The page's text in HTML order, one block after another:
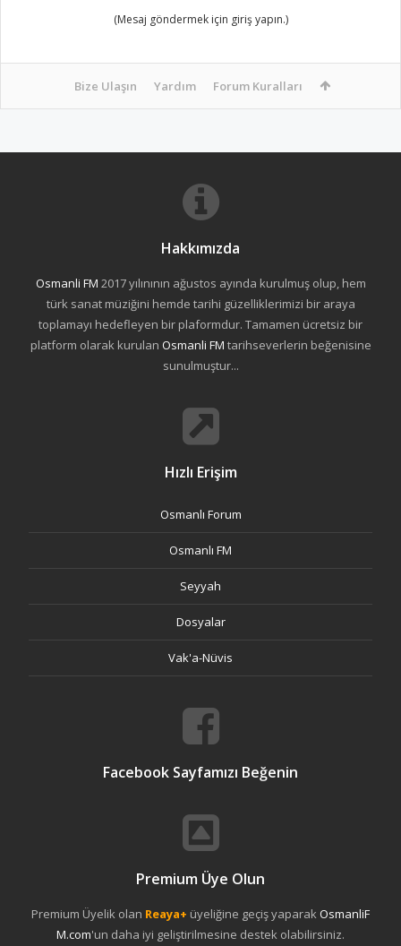
(Mesaj göndermek için giriş yapın.)
Bize Ulaşın Yardım Forum Kuralları
Hakkımızda
Osmanli FM 2017 yılınının ağustos ayında kurulmuş olup, hem
türk sanat müziğini hemde tarihi güzelliklerimizi bir araya
toplamayı hedefleyen bir plaformdur. Tamamen ücretsiz bir
platform olarak kurulan Osmanli FM tarihseverlerin beğenisine
sunulmuştur...
Hızlı Erişim
Osmanlı Forum
Osmanlı FM
Seyyah
Dosyalar
Vak'a-Nüvis
Facebook Sayfamızı Beğenin
Premium Üye Olun
Premium Üyelik olan Reaya+ üyeliğine geçiş yaparakOsmanliF
M.com'un daha iyi geliştirilmesine destek olabilirsiniz.